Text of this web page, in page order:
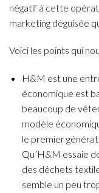
négatif à cette
marketing déguisée
Voici les points qui
H&M est une
économique est
beaucoup de
modèle
le premier
Qu’H&M essaie
des déchets
semble un peu